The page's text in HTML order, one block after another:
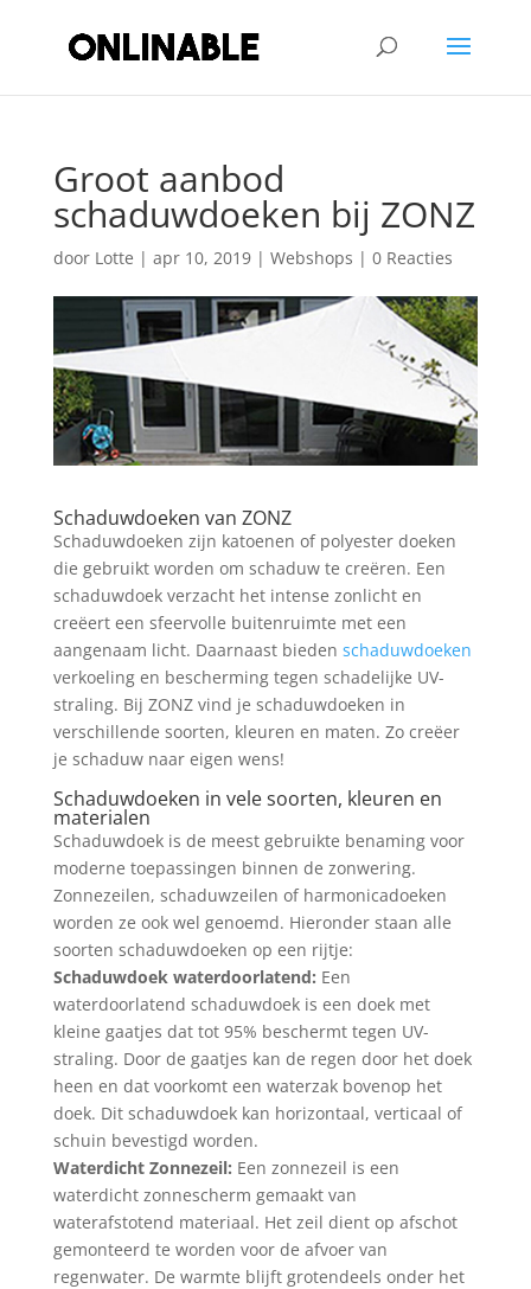
Groot aanbod
schaduwdoeken bij ZONZ
door Lotte | apr 10, 2019| Webshops | 0 Reacties
Schaduwdoeken van ZONZ
Schaduwdoeken zijn katoenen of polyester doeken
die gebruikt worden om schaduw te creëren. Een
schaduwdoek verzacht het intense zonlicht en
creëert een sfeervolle buitenruimte met een
aangenaam licht. Daarnaast bieden schaduwdoeken
verkoeling en bescherming tegen schadelijke UV-
straling. Bij ZONZ vind je schaduwdoeken in
verschillende soorten, kleuren en maten. Zo creëer
je schaduw naar eigen wens!
Schaduwdoeken in vele soorten, kleuren en
materialen
Schaduwdoek is de meest gebruikte benaming voor
moderne toepassingen binnen de zonwering.
Zonnezeilen, schaduwzeilen of harmonicadoeken
worden ze ook wel genoemd. Hieronder staan alle
soorten schaduwdoeken op een rijtje:
Schaduwdoek waterdoorlatend: Een
waterdoorlatend schaduwdoek is een doek met
kleine gaatjes dat tot 95% beschermt tegen UV-
straling. Door de gaatjes kan de regen door het doek
heen en dat voorkomt een waterzak bovenop het
doek. Dit schaduwdoek kan horizontaal, verticaal of
schuin bevestigd worden.
Waterdicht Zonnezeil: Een zonnezeil is een
waterdicht zonnescherm gemaakt van
waterafstotend materiaal. Het zeil dient op afschot
gemonteerd te worden voor de afvoer van
regenwater. De warmte blijft grotendeels onder het